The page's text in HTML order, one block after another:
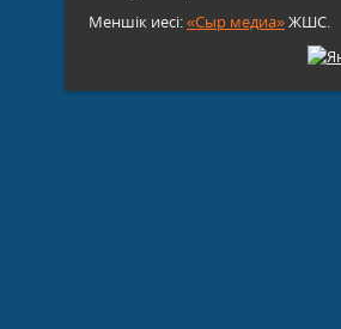
Меншік иесі:«Сыр медиа»ЖШС.